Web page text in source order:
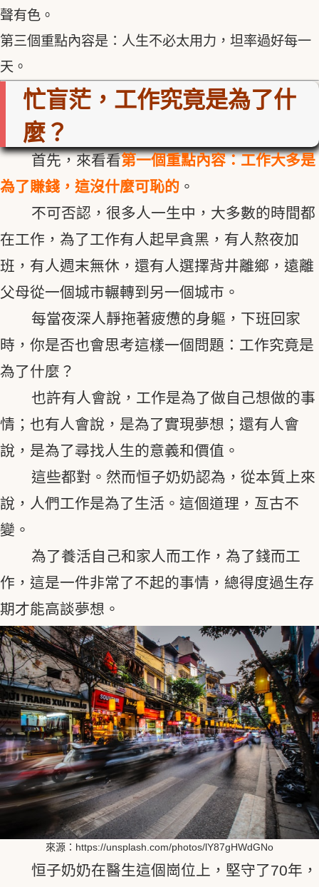
聲有色。
第三個重點內容是：人生不必太用力，坦率過好每一
天。
忙盲茫，工作究竟是為了什
麼？
首先，來看看第一個重點內容：工作大多是
為了賺錢，這沒什麼可恥的 。
不可否認，很多人一生中，大多數的時間都
在工作，為了工作有人起早貪黑，有人熬夜加
班，有人週末無休，還有人選擇背井離鄉，遠離
父母從一個城市輾轉到另一個城市。
每當夜深人靜拖著疲憊的身軀，下班回家
時，你是否也會思考這樣一個問題：工作究竟是
為了什麼？
也許有人會說，工作是為了做自己想做的事
情；也有人會說，是為了實現夢想；還有人會
說，是為了尋找人生的意義和價值。
這些都對。然而恒子奶奶認為，從本質上來
說，人們工作是為了生活。這個道理，亙古不
變。
為了養活自己和家人而工作，為了錢而工
作，這是一件非常了不起的事情，總得度過生存
期才能高談夢想。
來源：https://unsplash.com/photos/lY87gHWdGNo
恒子奶奶在醫生這個崗位上，堅守了70年，